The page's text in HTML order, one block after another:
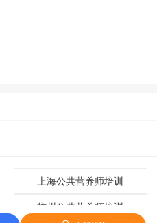
上海公共营养师培训
杭州公共营养师培训